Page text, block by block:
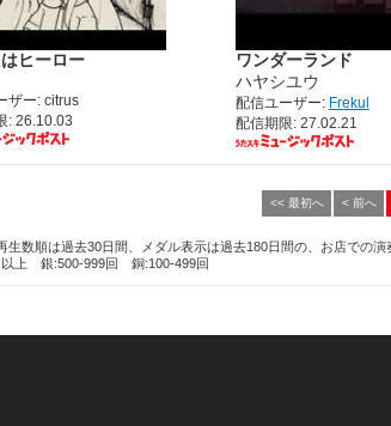
ヒーロー
ザー: citrus
: 26.10.03
ワンダーランド
ハヤシユウ
配信ユーザー: Frekul
配信期限: 27.02.21
<< 最初へ < 前へ
数順は過去30日間、メダル表示は過去180日間の、お店での演
以上 銀:500-999回 銅:100-499回